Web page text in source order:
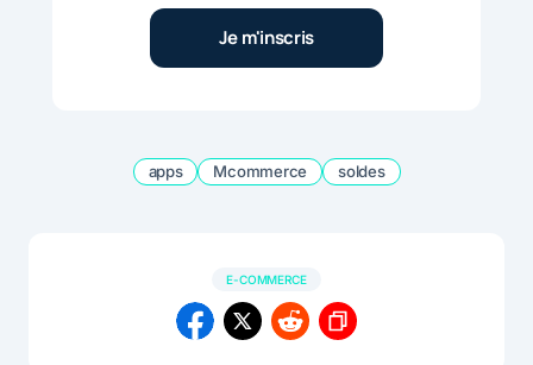
apps Mcommerce soldes
E-COMMERCE